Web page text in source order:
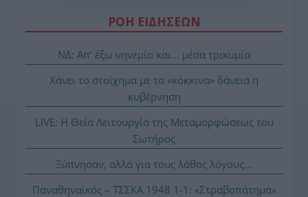
ΡΟΗ ΕΙΔΗΣΕΩΝ
ΝΔ: Απ’ έξω νηνεμία και… μέσα τρικυμία
Χάνει το στοίχημα με τα «κόκκινα» δάνεια η
κυβέρνηση
LIVE: Η Θεία Λειτουργία της Μεταμορφώσεως του
Σωτήρος
Ξύπνησαν, αλλά για τους λάθος λόγους…
Παναθηναϊκός – ΤΣΣΚΑ 1948 1-1: «Στραβοπάτημα»